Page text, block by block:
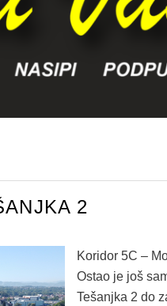
2
Koridor 5C –
Ostao je još
Tešanjka 2 do